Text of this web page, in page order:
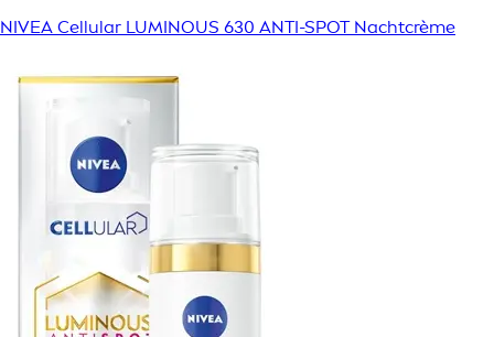
NIVEA Cellular LUMINOUS 630 ANTI-SPOT Nachtcrème